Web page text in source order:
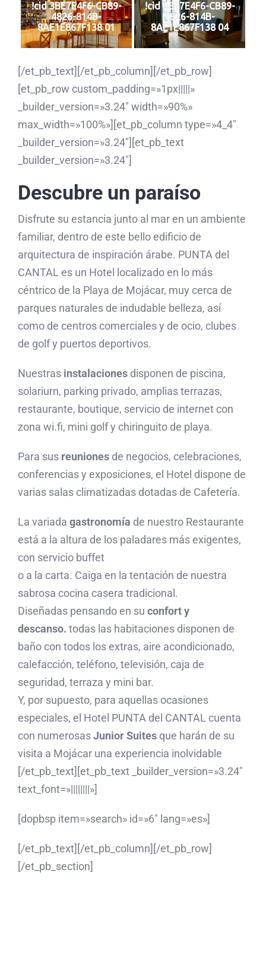
!cid 3BE7E4F6-CB89-
4826-814B-
8AE1E867F138 01
!cid 3BE7E4F6-CB89-
4826-814B-
8AE1E867F138 04
[/et_pb_text][/et_pb_column][/et_pb_row]
[et_pb_row custom_padding=»1px|||||»
_builder_version=»3.24″ width=»90%»
max_width=»100%»][et_pb_column type=»4_4″
_builder_version=»3.24″][et_pb_text
_builder_version=»3.24″]
Descubre un paraíso
Disfrute su estancia junto al mar en un ambiente
familiar, dentro de este bello edificio de
arquitectura de inspiración árabe. PUNTA del
CANTAL es un Hotel localizado en lo más
céntrico de la Playa de Mojácar, muy cerca de
parques naturales de indudable belleza, así
como de centros comerciales y de ocio, clubes
de golf y puertos deportivos.
Nuestras instalaciones disponen de piscina,
solariurn, parking privado, amplias terrazas,
restaurante, boutique, servicio de internet con
zona wi.fi, mini golf y chiringuito de playa.
Para sus reuniones de negocios, celebraciones,
conferencias y exposiciones, el Hotel dispone de
varias salas climatizadas dotadas de Cafetería.
La variada gastronomía de nuestro Restaurante
está a la altura de los paladares más exigentes,
con servicio buffet
o a la carta. Caiga en la tentación de nuestra
sabrosa cocina casera tradicional.
Diseñadas pensando en su confort y
descanso. todas las habitaciones disponen de
baño con todos los extras, aire acondicionado,
calefacción, teléfono, televisión, caja de
seguridad, terraza y mini bar.
Y, por supuesto, para aquellas ocasiones
especiales, el Hotel PUNTA del CANTAL cuenta
con numerosasJunior Suites que harán de su
visita a Mojácar una experiencia inolvidable
[/et_pb_text][et_pb_text _builder_version=»3.24″
text_font=»||||||||»]
[dopbsp item=»search» id=»6″ lang=»es»]
[/et_pb_text][/et_pb_column][/et_pb_row]
[/et_pb_section]